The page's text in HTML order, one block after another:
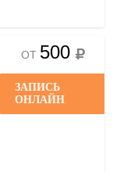
ОТ 500
ЗАПИСЬ
ОНЛАЙН